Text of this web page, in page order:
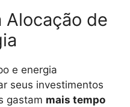
Alocação de
e energia
seus investimentos
gastam mais tempo